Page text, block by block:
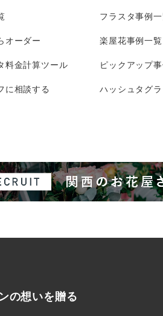
オーダー
料金計算ツール
に相談する
フラスタ事例
楽屋花事例一覧
ピックアップ事
ハッシュタグ
の想いを贈る